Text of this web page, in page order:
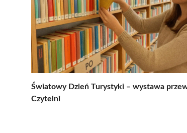
Światowy Dzień Turystyki – wystawa
Czytelni